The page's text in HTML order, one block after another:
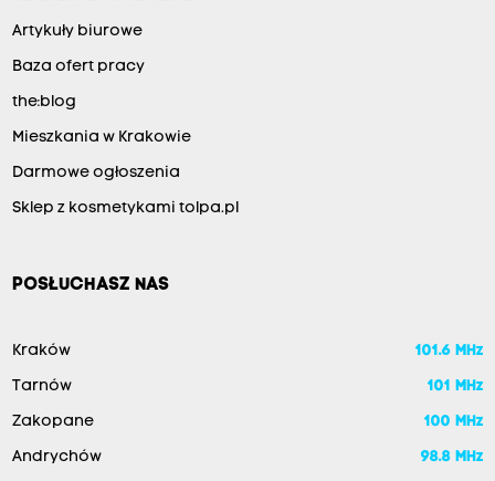
Artykuły biurowe
Baza ofert pracy
the:blog
Mieszkania w Krakowie
Darmowe ogłoszenia
Sklep z kosmetykami tolpa.pl
POSŁUCHASZ NAS
Kraków 101.6 MHz
Tarnów 101 MHz
Zakopane 100 MHz
Andrychów 98.8 MHz